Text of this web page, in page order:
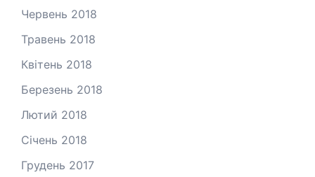
Червень 2018
Травень 2018
Квітень 2018
Березень 2018
Лютий 2018
Січень 2018
Грудень 2017